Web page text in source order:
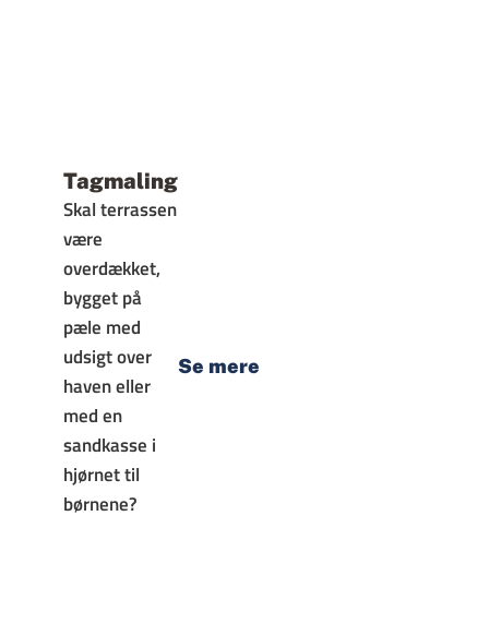
Tagmaling
Skal terrassen
være
overdækket,
bygget på
pæle med
udsigt over
haven eller
med en
sandkasse i
hjørnet til
børnene?
Se mere